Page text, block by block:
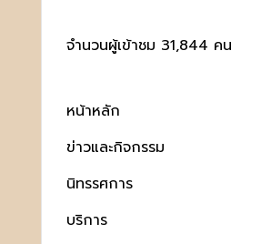
จำนวนผู้เข้าชม 31,844 คน
หน้าหลัก
ข่าวและกิจกรรม
นิทรรศการ
บริการ